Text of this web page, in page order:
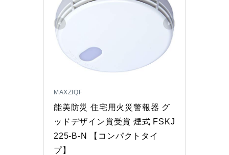
MAXZIQF
能美防災 住宅用火災警報器 グ
ッドデザイン賞受賞 煙式 FSKJ
225-B-N 【コンパクトタイ
プ】